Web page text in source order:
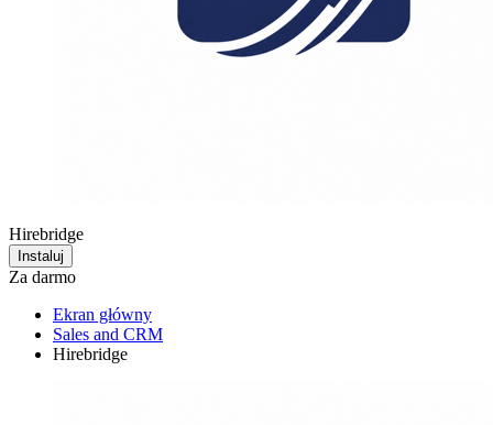
Hirebridge
Instaluj
Za darmo
Ekran główny
Sales and CRM
Hirebridge